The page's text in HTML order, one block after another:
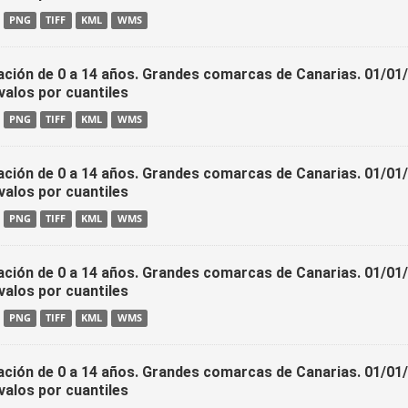
PNG TIFF KML WMS
de 0 a 14 años. Grandes comarcas de Canarias. 01/
por cuantiles
PNG TIFF KML WMS
de 0 a 14 años. Grandes comarcas de Canarias. 01/
por cuantiles
PNG TIFF KML WMS
de 0 a 14 años. Grandes comarcas de Canarias. 01/
por cuantiles
PNG TIFF KML WMS
de 0 a 14 años. Grandes comarcas de Canarias. 01/
por cuantiles